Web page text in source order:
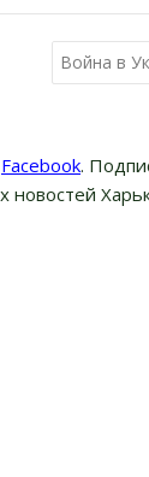
Война в
Facebook.